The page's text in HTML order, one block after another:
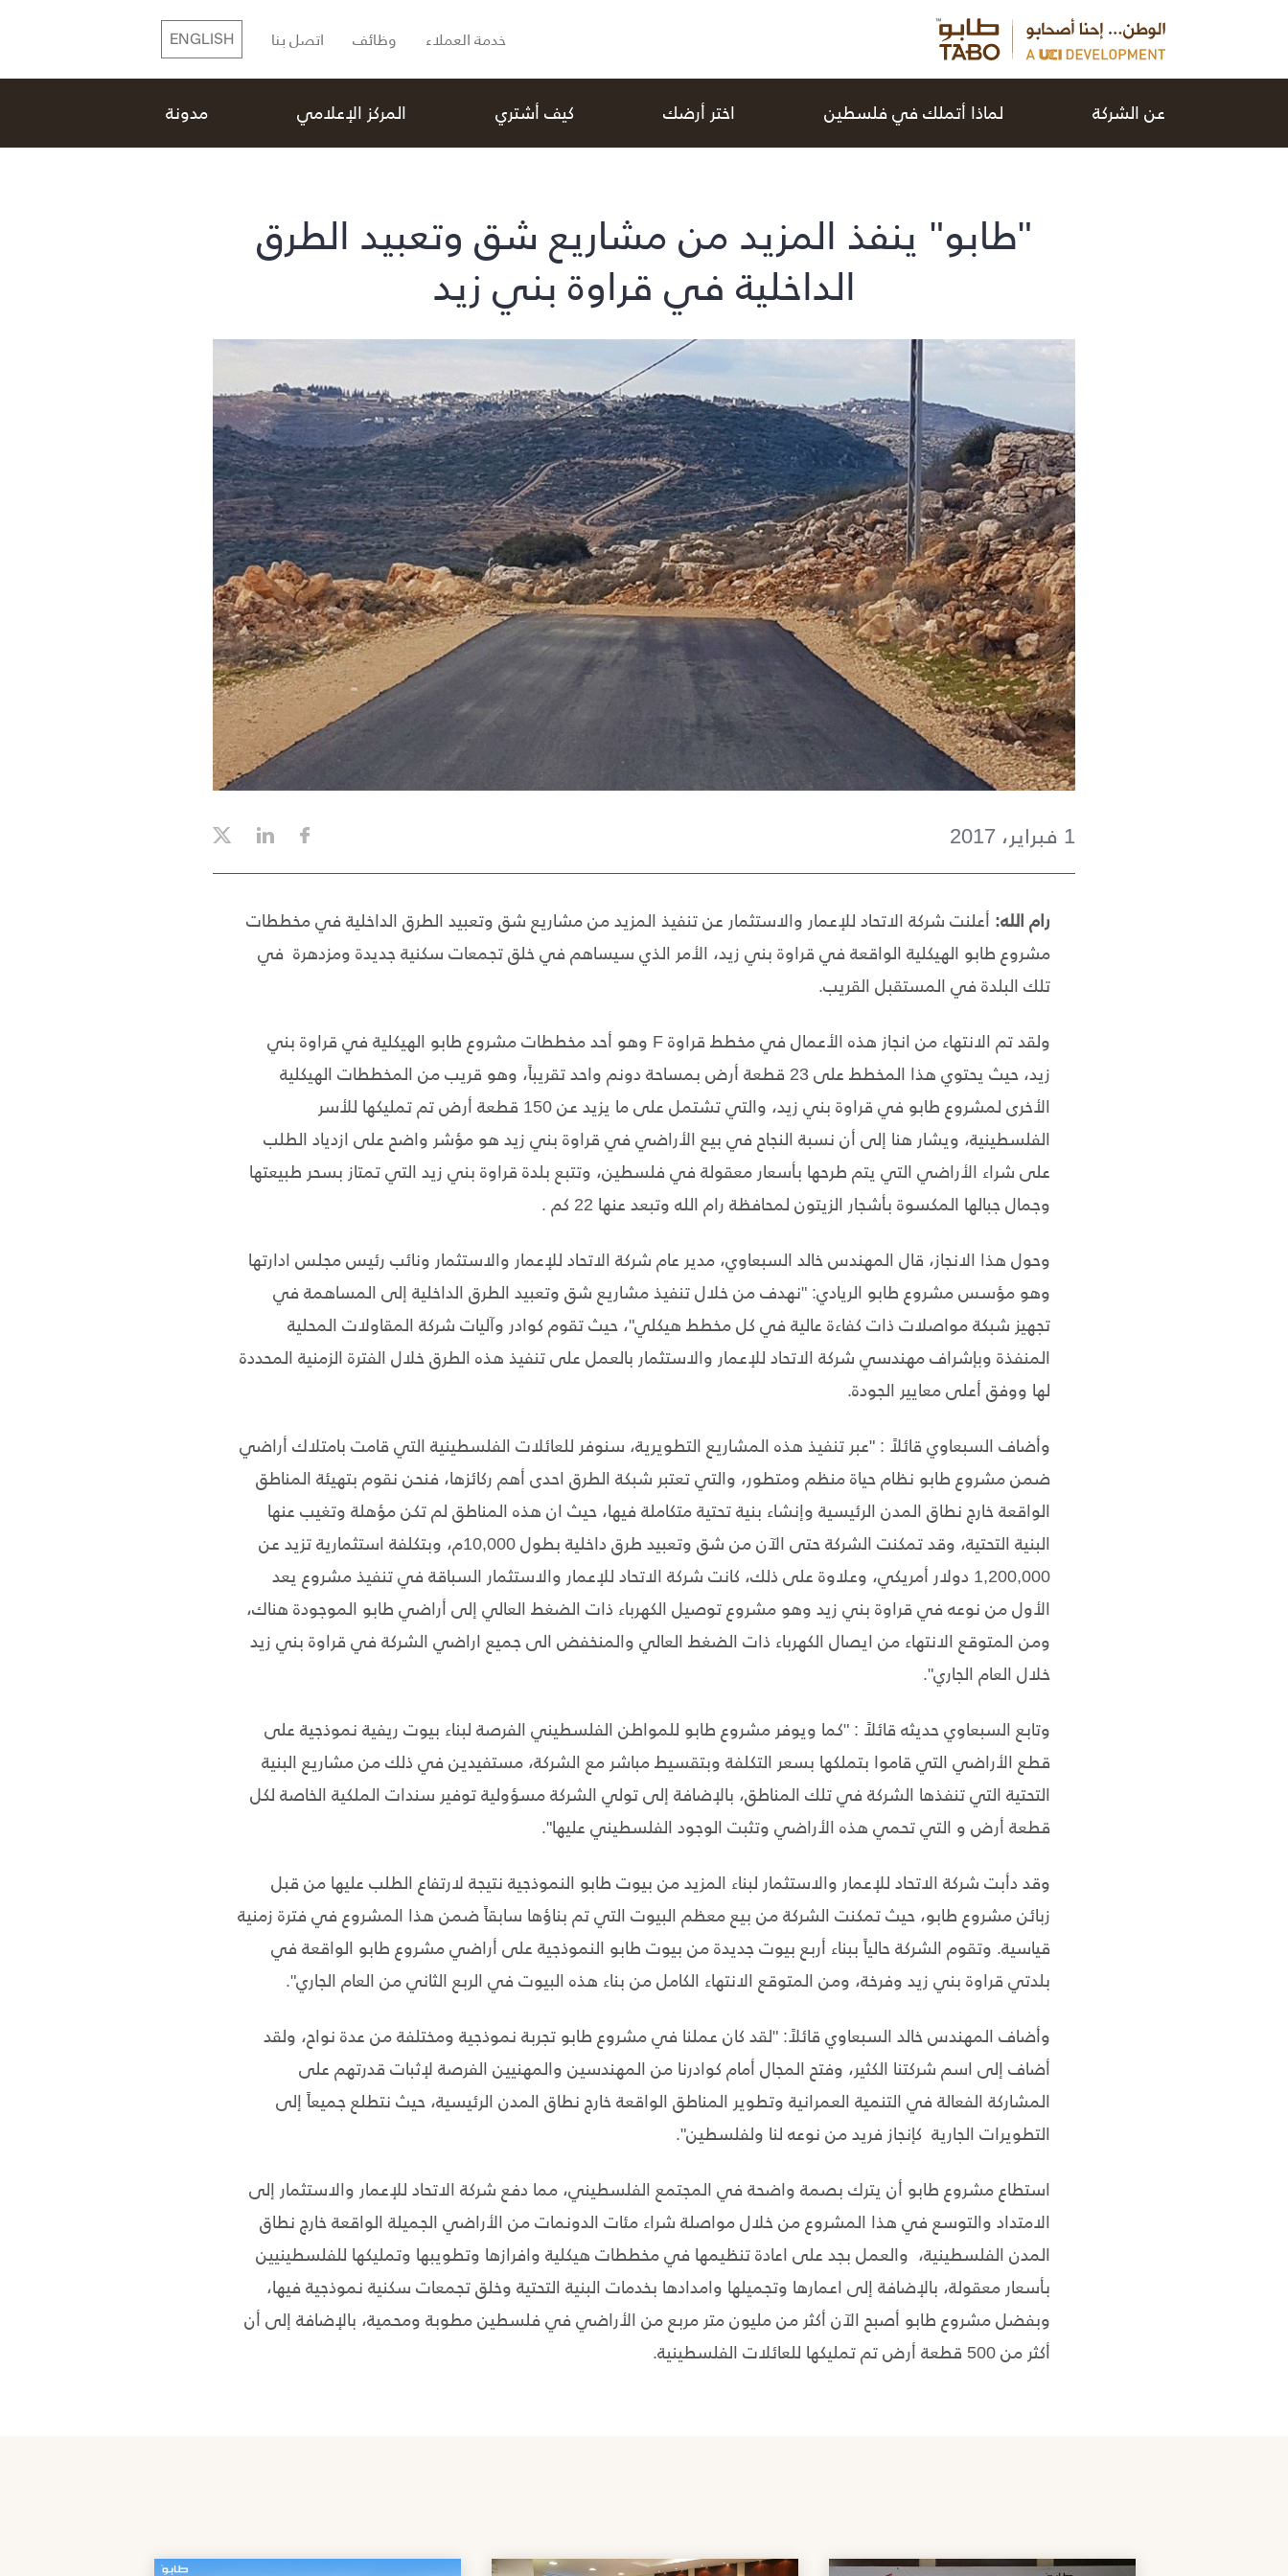
خدمة العملاء وظائف اتصل بنا ENGLISH
عن الشركة لماذا أتملك في فلسطين اختر أرضك كيف أشتري المركز الإعلامي مدونة
"طابو" ينفذ المزيد من مشاريع شق وتعبيد الطرق
الداخلية في قراوة بني زيد
1 فبراير، 2017
رام الله: أعلنت شركة الاتحاد للإعمار والاستثمار عن تنفيذ المزيد من مشاريع شق وتعبيد الطرق الداخلية في مخططات
مشروع طابو الهيكلية الواقعة في قراوة بني زيد، الأمر الذي سيساهم في خلق تجمعات سكنية جديدة ومزدهرة في
تلك البلدة في المستقبل القريب.
ولقد تم الانتهاء من انجاز هذه الأعمال في مخطط قراوة F وهو أحد مخططات مشروع طابو الهيكلية في قراوة بني
زيد، حيث يحتوي هذا المخطط على 23 قطعة أرض بمساحة دونم واحد تقريباً، وهو قريب من المخططات الهيكلية
الأخرى لمشروع طابو في قراوة بني زيد، والتي تشتمل على ما يزيد عن 150 قطعة أرض تم تمليكها للأسر
الفلسطينية، ويشار هنا إلى أن نسبة النجاح في بيع الأراضي في قراوة بني زيد هو مؤشر واضح على ازدياد الطلب
على شراء الأراضي التي يتم طرحها بأسعار معقولة في فلسطين، وتتبع بلدة قراوة بني زيد التي تمتاز بسحر طبيعتها
وجمال جبالها المكسوة بأشجار الزيتون لمحافظة رام الله وتبعد عنها 22 كم .
وحول هذا الانجاز، قال المهندس خالد السبعاوي، مدير عام شركة الاتحاد للإعمار والاستثمار ونائب رئيس مجلس ادارتها
وهو مؤسس مشروع طابو الريادي: "نهدف من خلال تنفيذ مشاريع شق وتعبيد الطرق الداخلية إلى المساهمة في
تجهيز شبكة مواصلات ذات كفاءة عالية في كل مخطط هيكلي"، حيث تقوم كوادر وآليات شركة المقاولات المحلية
المنفذة وبإشراف مهندسي شركة الاتحاد للإعمار والاستثمار بالعمل على تنفيذ هذه الطرق خلال الفترة الزمنية المحددة
لها ووفق أعلى معايير الجودة.
وأضاف السبعاوي قائلاً : "عبر تنفيذ هذه المشاريع التطويرية، سنوفر للعائلات الفلسطينية التي قامت بامتلاك أراضي
ضمن مشروع طابو نظام حياة منظم ومتطور، والتي تعتبر شبكة الطرق احدى أهم ركائزها، فنحن نقوم بتهيئة المناطق
الواقعة خارج نطاق المدن الرئيسية وإنشاء بنية تحتية متكاملة فيها، حيث ان هذه المناطق لم تكن مؤهلة وتغيب عنها
البنية التحتية، وقد تمكنت الشركة حتى الآن من شق وتعبيد طرق داخلية بطول 10,000م، وبتكلفة استثمارية تزيد عن
1,200,000 دولار أمريكي، وعلاوة على ذلك، كانت شركة الاتحاد للإعمار والاستثمار السباقة في تنفيذ مشروع يعد
الأول من نوعه في قراوة بني زيد وهو مشروع توصيل الكهرباء ذات الضغط العالي إلى أراضي طابو الموجودة هناك،
ومن المتوقع الانتهاء من ايصال الكهرباء ذات الضغط العالي والمنخفض الى جميع اراضي الشركة في قراوة بني زيد
خلال العام الجاري".
وتابع السبعاوي حديثه قائلاً : "كما ويوفر مشروع طابو للمواطن الفلسطيني الفرصة لبناء بيوت ريفية نموذجية على
قطع الأراضي التي قاموا بتملكها بسعر التكلفة وبتقسيط مباشر مع الشركة، مستفيدين في ذلك من مشاريع البنية
التحتية التي تنفذها الشركة في تلك المناطق، بالإضافة إلى تولي الشركة مسؤولية توفير سندات الملكية الخاصة لكل
قطعة أرض و التي تحمي هذه الأراضي وتثبت الوجود الفلسطيني عليها".
وقد دأبت شركة الاتحاد للإعمار والاستثمار لبناء المزيد من بيوت طابو النموذجية نتيجة لارتفاع الطلب عليها من قبل
زبائن مشروع طابو، حيث تمكنت الشركة من بيع معظم البيوت التي تم بناؤها سابقاً ضمن هذا المشروع في فترة زمنية
قياسية. وتقوم الشركة حالياً ببناء أربع بيوت جديدة من بيوت طابو النموذجية على أراضي مشروع طابو الواقعة في
بلدتي قراوة بني زيد وفرخة، ومن المتوقع الانتهاء الكامل من بناء هذه البيوت في الربع الثاني من العام الجاري".
وأضاف المهندس خالد السبعاوي قائلاً: "لقد كان عملنا في مشروع طابو تجربة نموذجية ومختلفة من عدة نواح، ولقد
أضاف إلى اسم شركتنا الكثير، وفتح المجال أمام كوادرنا من المهندسين والمهنيين الفرصة لإثبات قدرتهم على
المشاركة الفعالة في التنمية العمرانية وتطوير المناطق الواقعة خارج نطاق المدن الرئيسية، حيث نتطلع جميعاً إلى
التطويرات الجارية كإنجاز فريد من نوعه لنا ولفلسطين".
استطاع مشروع طابو أن يترك بصمة واضحة في المجتمع الفلسطيني، مما دفع شركة الاتحاد للإعمار والاستثمار إلى
الامتداد والتوسع في هذا المشروع من خلال مواصلة شراء مئات الدونمات من الأراضي الجميلة الواقعة خارج نطاق
المدن الفلسطينية، والعمل بجد على اعادة تنظيمها في مخططات هيكلية وافرازها وتطويبها وتمليكها للفلسطينيين
بأسعار معقولة، بالإضافة إلى اعمارها وتجميلها وامدادها بخدمات البنية التحتية وخلق تجمعات سكنية نموذجية فيها،
وبفضل مشروع طابو أصبح الآن أكثر من مليون متر مربع من الأراضي في فلسطين مطوبة ومحمية، بالإضافة إلى أن
أكثر من 500 قطعة أرض تم تمليكها للعائلات الفلسطينية.